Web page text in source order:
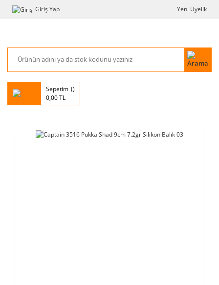
Giriş Yap Yeni Üyelik
Sepetim
0,00 TL